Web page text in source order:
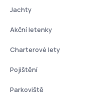
Jachty
Akční letenky
Charterové lety
Pojištění
Parkoviště